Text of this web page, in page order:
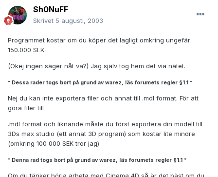
Sh0NuFF
Skrivet 5 augusti, 2003
Programmet kostar om du köper det lagligt omkring ungefär
150.000 SEK.
(Okej ingen säger nåt va?) Jag själv tog hem det via nätet.
* Dessa rader togs bort på grund av warez, läs forumets regler §1.1 *
Nej du kan inte exportera filer och annat till .mdl format. För att
göra filer till
.mdl format och liknande måste du först exportera din modell till
3Ds max studio (ett annat 3D program) som kostar lite mindre
(omkring 100 000 SEK tror jag)
* Denna rad togs bort på grund av warez, läs forumets regler §1.1 *